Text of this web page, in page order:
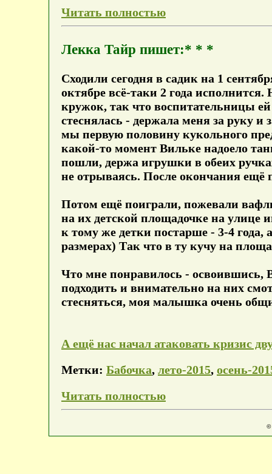
Читать полностью
Лекка Тайр пишет:* * *
Сходили сегодня в садик на 1
октябре всё-таки 2 года
кружок, так что воспитательницы
стеснялась - держала меня за руку
мы первую половину кукольного
какой-то момент Вильке надоело
пошли, держа игрушки в обеих
не отрываясь. После окончания ещё
Потом ещё поиграли, пожевали
на их детской площадочке на улице
к тому же детки постарше - 3-4 года,
размерах) Так что в ту кучу на
Что мне понравилось - освоившись,
подходить и внимательно на них
стесняться, моя малышка очень
А ещё нас начал атаковать кризис
Метки: Бабочка, лето-2015, осень-
Читать полностью
©